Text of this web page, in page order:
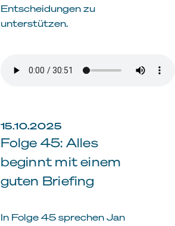
Entscheidungen zu
unterstützen.
15.10.2025
Folge 45: Alles
beginnt mit einem
guten Briefing
In Folge 45 sprechen Jan